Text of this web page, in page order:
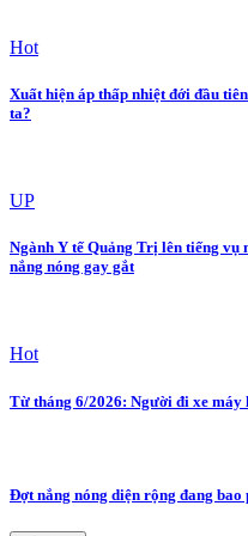
Hot
Xuất hiện áp thấp nhiệt đới đầu
ta?
UP
Ngành Y tế Quảng Trị lên tiếng vụ
nắng nóng gay gắt
Hot
Từ tháng 6/2026: Người đi xe máy
Đợt nắng nóng diện rộng đang